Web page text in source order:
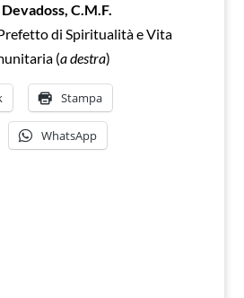
Devadoss, C.M.F.
di Spiritualità e Vita
(a destra)
Stampa
WhatsApp